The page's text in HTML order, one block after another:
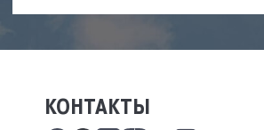
КОНТАКТЫ